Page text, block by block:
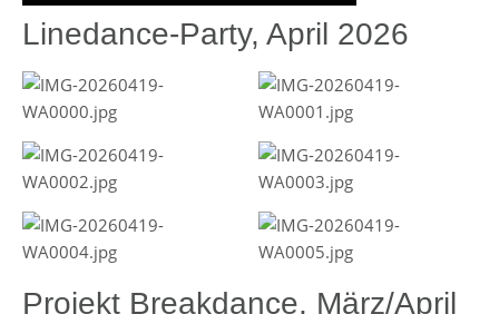
Linedance-Party, April 2026
Projekt Breakdance, März/April